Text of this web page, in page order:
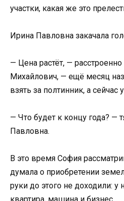
участки, какая же это
Ирина Павловна закачала
— Цена растёт, —
Михайлович, — ещё месяц
взять за полтинник, а сейчас
— Что будет к концу года? —
Павловна.
В это время София
думала о приобретении
руки до этого не доходили: